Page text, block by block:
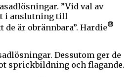
”Vid val av
i anslutning till
är obrännbara”. Hardie®
Dessutom ger de
sprickbildning och flagande.